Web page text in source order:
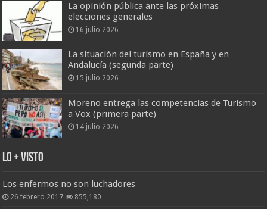
La opinión pública ante las próximas
elecciones generales
16 julio 2026
La situación del turismo en España y en
Andalucía (segunda parte)
15 julio 2026
Moreno entrega las competencias de Turismo
a Vox (primera parte)
14 julio 2026
Lo + Visto
Los enfermos no son luchadores
26 febrero 2017 855,180